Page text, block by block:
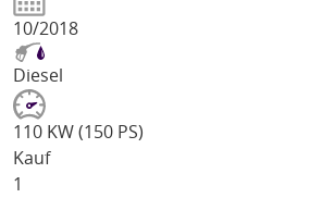
10/2018
Diesel
110 KW (150 PS)
Kauf
1